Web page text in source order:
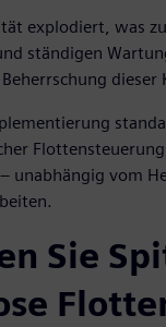
explodiert, was
ständigen
Beherrschung
unabhängig vom
Sie